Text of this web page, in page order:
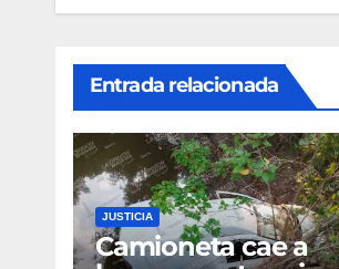
Entrada relacionada
JUSTICIA
Camioneta cae a